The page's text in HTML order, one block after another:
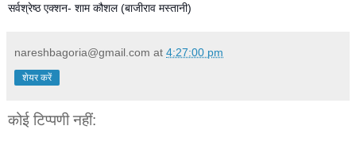
सर्वश्रेष्ठ एक्शन- शाम कौशल (बाजीराव मस्तानी)
nareshbagoria@gmail.com at 4:27:00 pm
शेयर करें
कोई टिप्पणी नहीं: